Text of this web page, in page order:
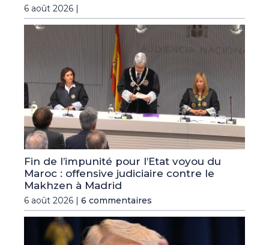
6 août 2026 |
Fin de l’impunité pour l’Etat voyou du
Maroc : offensive judiciaire contre le
Makhzen à Madrid
6 août 2026 | 6 commentaires